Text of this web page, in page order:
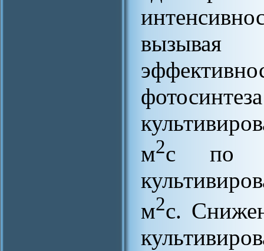
м2с по
м2с.